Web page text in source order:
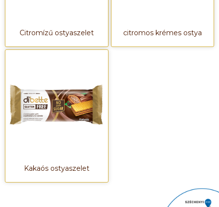
Citromízű ostyaszelet citromos krémes ostya
Kakaós ostyaszelet